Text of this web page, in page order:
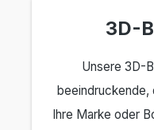
3D-
Unsere 3D-
beeindruckende,
Ihre Marke oder